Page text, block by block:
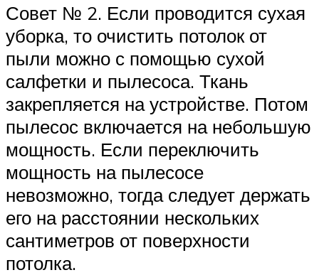
Совет № 2. Если проводится сухая
уборка, то очистить потолок от
пыли можно с помощью сухой
салфетки и пылесоса. Ткань
закрепляется на устройстве. Потом
пылесос включается на небольшую
мощность. Если переключить
мощность на пылесосе
невозможно, тогда следует держать
его на расстоянии нескольких
сантиметров от поверхности
потолка.